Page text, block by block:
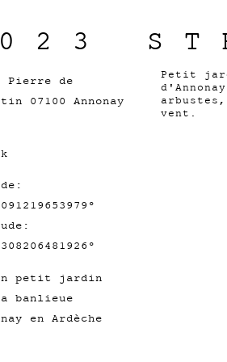
Pierre de
07100 Annonay
petit jardin
banlieue
en Ardèche
Petit
vent.